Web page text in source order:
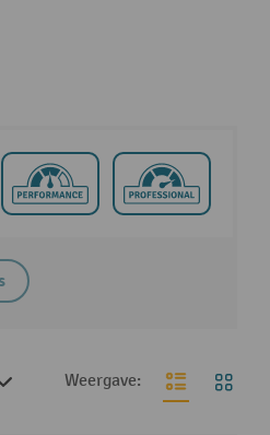
Weergave: